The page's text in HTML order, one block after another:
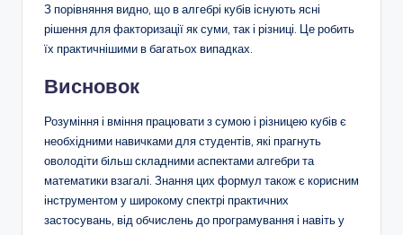
З порівняння видно, що в алгебрі кубів існують ясні
рішення для факторизації як суми, так і різниці. Це робить
їх практичнішими в багатьох випадках.
Висновок
Розуміння і вміння працювати з сумою і різницею кубів є
необхідними навичками для студентів, які прагнуть
оволодіти більш складними аспектами алгебри та
математики взагалі. Знання цих формул також є корисним
інструментом у широкому спектрі практичних
застосувань, від обчислень до програмування і навіть у